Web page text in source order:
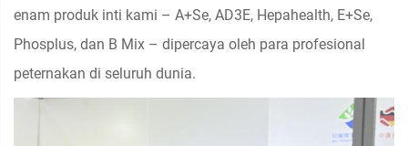
enam produk inti kami – A+Se, AD3E, Hepahealth, E+Se,
Phosplus, dan B Mix – dipercaya oleh para profesional
peternakan di seluruh dunia.